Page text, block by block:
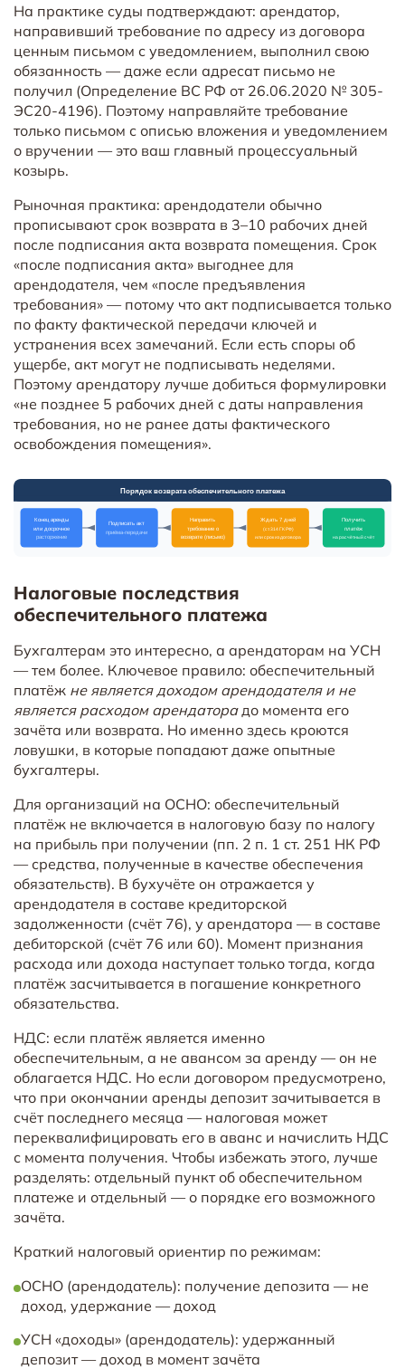
На практике суды подтверждают: арендатор,
направивший требование по адресу из договора
ценным письмом с уведомлением, выполнил свою
обязанность — даже если адресат письмо не
получил (Определение ВС РФ от 26.06.2020 № 305-
ЭС20-4196). Поэтому направляйте требование
только письмом с описью вложения и уведомлением
о вручении — это ваш главный процессуальный
козырь.
Рыночная практика: арендодатели обычно
прописывают срок возврата в 3–10 рабочих дней
после подписания акта возврата помещения. Срок
«после подписания акта» выгоднее для
арендодателя, чем «после предъявления
требования» — потому что акт подписывается только
по факту фактической передачи ключей и
устранения всех замечаний. Если есть споры об
ущербе, акт могут не подписывать неделями.
Поэтому арендатору лучше добиться формулировки
«не позднее 5 рабочих дней с даты направления
требования, но не ранее даты фактического
освобождения помещения».
Налоговые последствия
обеспечительного платежа
Бухгалтерам это интересно, а арендаторам на УСН
— тем более. Ключевое правило: обеспечительный
платёж не является доходом арендодателя и не
является расходом арендаторадо момента его
зачёта или возврата. Но именно здесь кроются
ловушки, в которые попадают даже опытные
бухгалтеры.
Для организаций на ОСНО: обеспечительный
платёж не включается в налоговую базу по налогу
на прибыль при получении (пп. 2 п. 1 ст. 251 НК РФ
— средства, полученные в качестве обеспечения
обязательств). В бухучёте он отражается у
арендодателя в составе кредиторской
задолженности (счёт 76), у арендатора — в составе
дебиторской (счёт 76 или 60). Момент признания
расхода или дохода наступает только тогда, когда
платёж засчитывается в погашение конкретного
обязательства.
НДС: если платёж является именно
обеспечительным, а не авансом за аренду — он не
облагается НДС. Но если договором предусмотрено,
что при окончании аренды депозит зачитывается в
счёт последнего месяца — налоговая может
переквалифицировать его в аванс и начислить НДС
с момента получения. Чтобы избежать этого, лучше
разделять: отдельный пункт об обеспечительном
платеже и отдельный — о порядке его возможного
зачёта.
Краткий налоговый ориентир по режимам:
ОСНО (арендодатель): получение депозита — не
доход, удержание — доход
УСН «доходы» (арендодатель): удержанный
депозит — доход в момент зачёта